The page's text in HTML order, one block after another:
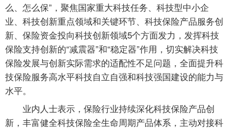
么、怎么保”，聚焦国家重大科技任务、科技型中小企
业、科技创新重点领域和关键环节、科技保险产品服务创
新、保险资金投向科技创新领域5个方面发力，发挥科技
保险支持创新的“减震器”和“稳定器”作用，切实解决科技
保险发展与创新实际需求的适配性不足问题，全面提升科
技保险服务高水平科技自立自强和科技强国建设的能力与
水平。
业内人士表示，保险行业持续深化科技保险产品创
新，丰富健全科技保险全生命周期产品体系，主动对接科